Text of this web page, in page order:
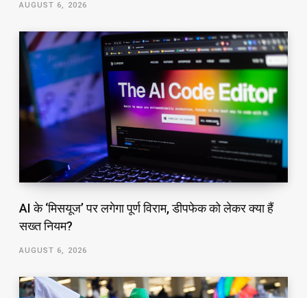
AUGUST 6, 2026
AI के ‘मिसयूज’ पर लगेगा पूर्ण विराम, डीपफेक को लेकर क्या हैं
सख्त नियम?
AUGUST 6, 2026